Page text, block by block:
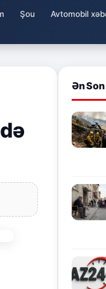
Şou Avtomobil
Ən